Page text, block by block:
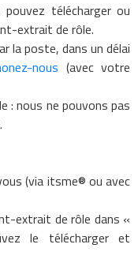
télécharger ou
extrait de rôle.
la poste, dans un délai
nous (avec votre
: nous ne pouvons pas
(via itsme® ou avec
extrait de rôle dans «
le télécharger et